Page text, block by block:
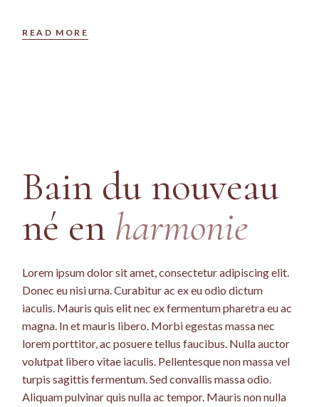
READ MORE
Bain du nouveau
né en harmonie
Lorem ipsum dolor sit amet, consectetur adipiscing elit.
Donec eu nisi urna. Curabitur ac ex eu odio dictum
iaculis. Mauris quis elit nec ex fermentum pharetra eu ac
magna. In et mauris libero. Morbi egestas massa nec
lorem porttitor, ac posuere tellus faucibus. Nulla auctor
volutpat libero vitae iaculis. Pellentesque non massa vel
turpis sagittis fermentum. Sed convallis massa odio.
Aliquam pulvinar quis nulla ac tempor. Mauris non nulla